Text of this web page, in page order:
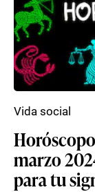
marzo
para tu
Vida social